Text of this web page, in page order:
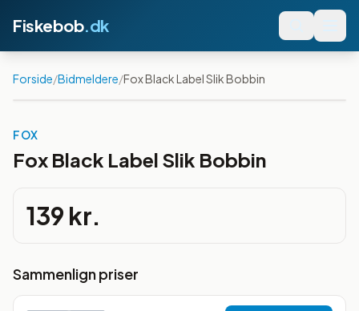
Fiskebob.dk
Forside/Bidmeldere/Fox Black Label Slik Bobbin
FOX
Fox Black Label Slik Bobbin
139 kr.
Sammenlign priser